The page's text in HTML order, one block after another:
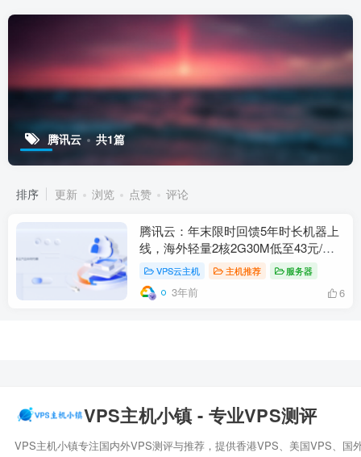
点击加入官方TG频道/聊天群
腾讯云 共1篇
排序 更新 浏览 点赞 评论
腾讯云：年末限时回馈5年时长机器上
线，海外轻量2核2G30M低至43元/
月，可选新加坡/硅谷/法兰克福机房
VPS云主机 主机推荐 服务器
3年前 6
VPS主机小镇 - 专业VPS测评
VPS主机小镇专注国内外VPS测评与推荐，提供香港VPS、美国VPS、国